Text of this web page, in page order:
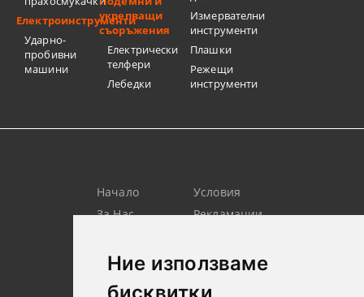
Ние използваме
Електроинструменти
Ударно-
пробивни
машини
укрепващи
съоръжения
Електрически
телфери
Лебедки
Измервателни
инструменти
Плашки
Режещи
инструменти
Начало
За Нас
Лични
Данни
Условия
Рекламации
Новини